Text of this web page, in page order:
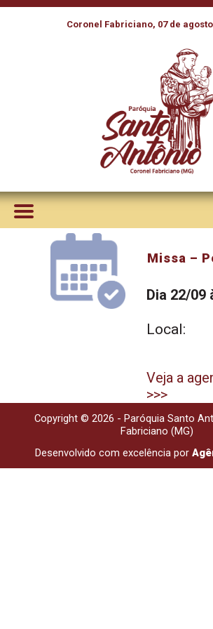
Coronel Fabriciano, 07 de agosto
Missa –
Dia 22/09
Local:
Veja a
>>>
Copyright © 2026 - Paróquia Santo
Fabriciano (MG)
Desenvolvido com excelência por